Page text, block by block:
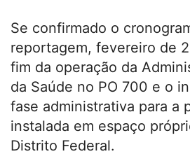
Se confirmado o
reportagem, fevereiro de
fim da operação da
da Saúde no PO 700 e o
fase administrativa para a
instalada em espaço
Distrito Federal.